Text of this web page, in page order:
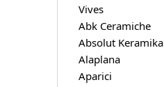
Vives
Abk Ceramiche
Absolut Keramika
Alaplana
Aparici